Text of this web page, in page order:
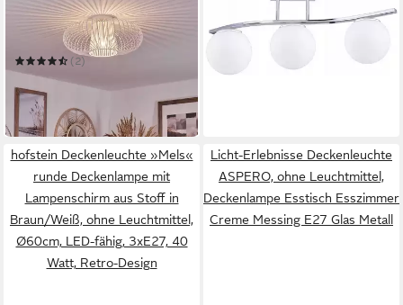
Deckenleuchte »Pieris«
runde Deckenlampe aus
Metall in Weiß
(2)
59,99 €
-25%
in 3-4 Werktagen bei dir
Deckenleuchte KAIDA
92,95 €
hofstein Deckenleuchte »Mels«
runde Deckenlampe mit
Lampenschirm aus Stoff in
Braun/Weiß, ohne Leuchtmittel,
Ø60cm, LED-fähig, 3xE27, 40
Watt, Retro-Design
Licht-Erlebnisse Deckenleuchte
ASPERO, ohne Leuchtmittel,
Deckenlampe Esstisch Esszimmer
Creme Messing E27 Glas Metall